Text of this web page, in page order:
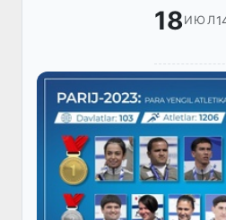
18ИЮЛ